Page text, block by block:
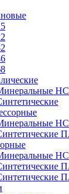
HC
HC
HC